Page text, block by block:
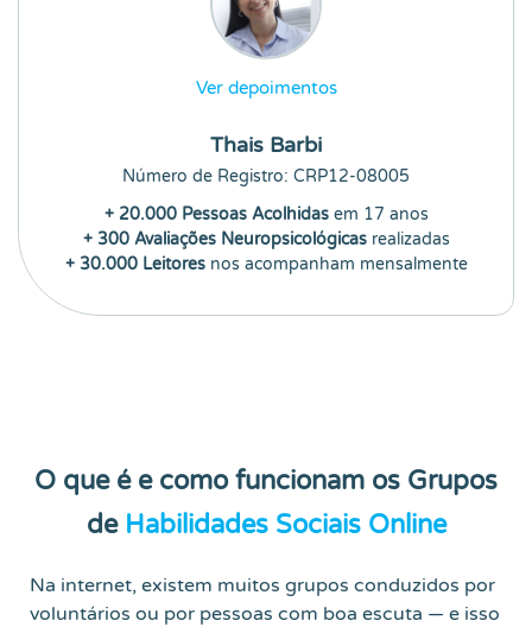
Ver depoimentos
Thais Barbi
Número de Registro: CRP12-08005
+ 20.000 Pessoas Acolhidas em 17 anos
+ 300 Avaliações Neuropsicológicasrealizadas
+ 30.000 Leitoresnos acompanham mensalmente
O que é e como funcionam os Grupos
de Habilidades Sociais Online
Na internet, existem muitos grupos conduzidos por
voluntários ou por pessoas com boa escuta — e isso